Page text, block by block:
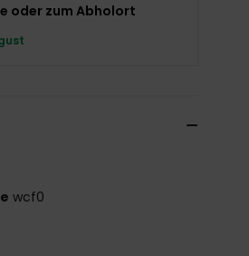
oder zum Abholort
wcf0